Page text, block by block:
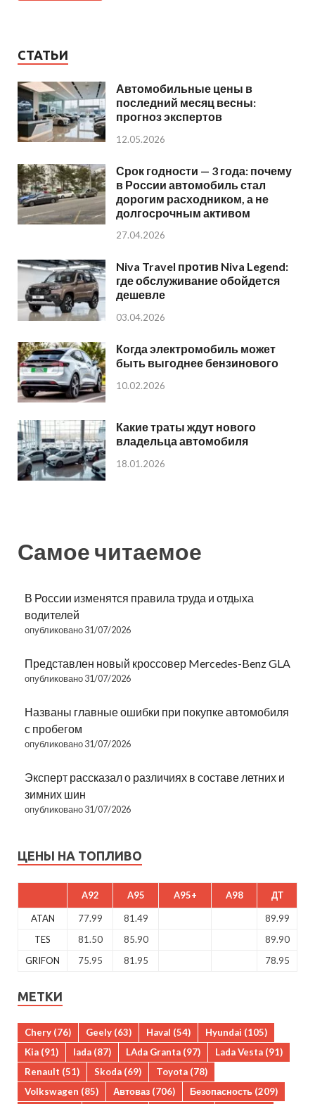
СТАТЬИ
Автомобильные цены в
последний месяц весны:
прогноз экспертов
12.05.2026
Срок годности — 3 года: почему
в России автомобиль стал
дорогим расходником, а не
долгосрочным активом
27.04.2026
Niva Travel против Niva Legend:
где обслуживание обойдется
дешевле
03.04.2026
Когда электромобиль может
быть выгоднее бензинового
10.02.2026
Какие траты ждут нового
владельца автомобиля
18.01.2026
Самое читаемое
В России изменятся правила труда и отдыха
водителей
опубликовано 31/07/2026
Представлен новый кроссовер Mercedes-Benz GLA
опубликовано 31/07/2026
Названы главные ошибки при покупке автомобиля
с пробегом
опубликовано 31/07/2026
Эксперт рассказал о различиях в составе летних и
зимних шин
опубликовано 31/07/2026
ЦЕНЫ НА ТОПЛИВО
A92 A95 A95+ A98 ДТ
ATAN 77.99 81.49
89.99
TES
81.50 85.90
89.90
GRIFON
75.95 81.95 78.95
МЕТКИ
Chery (76) Geely (63) Haval (54) Hyundai (105)
Kia (91) lada (87) LAda Granta (97) Lada Vesta (91)
Renault (51) Skoda (69) Toyota (78)
Volkswagen (85) Автоваз (706) Безопасность (209)